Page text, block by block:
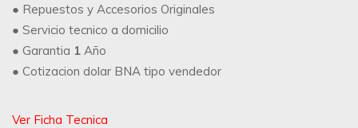
● Repuestos y Accesorios Originales
● Servicio tecnico a domicilio
● Garantia 1 Año
● Cotizacion dolar BNA tipo vendedor
Ver Ficha Tecnica